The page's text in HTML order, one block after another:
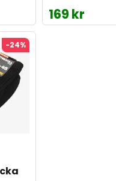
169 kr
-24%